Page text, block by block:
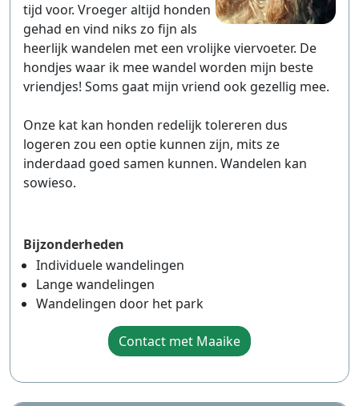
tijd voor. Vroeger altijd honden
gehad en vind niks zo fijn als
heerlijk wandelen met een vrolijke viervoeter. De
hondjes waar ik mee wandel worden mijn beste
vriendjes! Soms gaat mijn vriend ook gezellig mee.
Onze kat kan honden redelijk tolereren dus
logeren zou een optie kunnen zijn, mits ze
inderdaad goed samen kunnen. Wandelen kan
sowieso.
Bijzonderheden
Individuele wandelingen
Lange wandelingen
Wandelingen door het park
Contact met Maaike